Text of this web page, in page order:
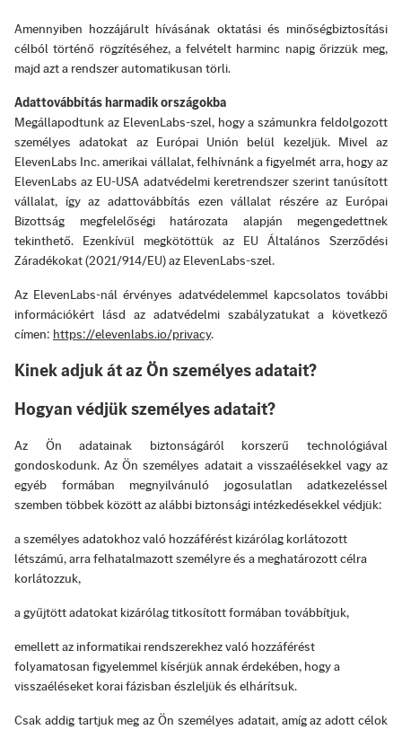
Amennyiben hozzájárult hívásának oktatási és minőségbiztosítási
célból történő rögzítéséhez, a felvételt harminc napig őrizzük meg,
majd azt a rendszer automatikusan törli.
Adattovábbítás harmadik országokba
Megállapodtunk az ElevenLabs-szel, hogy a számunkra feldolgozott
személyes adatokat az Európai Unión belül kezeljük. Mivel az
ElevenLabs Inc. amerikai vállalat, felhívnánk a figyelmét arra, hogy az
ElevenLabs az EU-USA adatvédelmi keretrendszer szerint tanúsított
vállalat, így az adattovábbítás ezen vállalat részére az Európai
Bizottság megfelelőségi határozata alapján megengedettnek
tekinthető. Ezenkívül megkötöttük az EU Általános Szerződési
Záradékokat (2021/914/EU) az ElevenLabs-szel.
Az ElevenLabs-nál érvényes adatvédelemmel kapcsolatos további
információkért lásd az adatvédelmi szabályzatukat a következő
címen: https://elevenlabs.io/privacy.
Kinek adjuk át az Ön személyes adatait?
Hogyan védjük személyes adatait?
Az Ön adatainak biztonságáról korszerű technológiával
gondoskodunk. Az Ön személyes adatait a visszaélésekkel vagy az
egyéb formában megnyilvánuló jogosulatlan adatkezeléssel
szemben többek között az alábbi biztonsági intézkedésekkel védjük:
a személyes adatokhoz való hozzáférést kizárólag korlátozott
létszámú, arra felhatalmazott személyre és a meghatározott célra
korlátozzuk,
a gyűjtött adatokat kizárólag titkosított formában továbbítjuk,
emellett az informatikai rendszerekhez való hozzáférést
folyamatosan figyelemmel kísérjük annak érdekében, hogy a
visszaéléseket korai fázisban észleljük és elhárítsuk.
Csak addig tartjuk meg az Ön személyes adatait, amíg az adott célok